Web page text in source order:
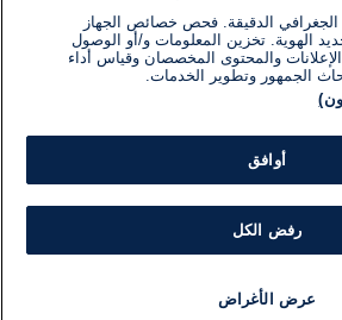
الجغرافي الدقيقة. فحص خصائص الجهاز
الهوية. تخزين المعلومات و/أو الوصول
الإعلانات والمحتوى المخصصان وقياس أداء
الجمهور وتطوير الخدمات.
أوافق
رفض الكل
عرض الأغراض